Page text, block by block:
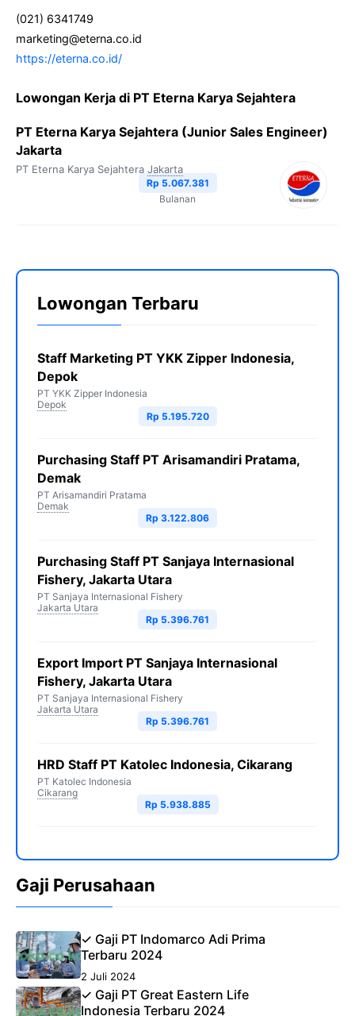
(021) 6341749
marketing@eterna.co.id
https://eterna.co.id/
Lowongan Kerja di PT Eterna Karya Sejahtera
PT Eterna Karya Sejahtera (Junior Sales Engineer)
Jakarta
PT Eterna Karya Sejahtera Jakarta
Rp 5.067.381
Bulanan
Lowongan Terbaru
Staff Marketing PT YKK Zipper Indonesia,
Depok
PT YKK Zipper Indonesia
Depok
Rp 5.195.720
Purchasing Staff PT Arisamandiri Pratama,
Demak
PT Arisamandiri Pratama
Demak
Rp 3.122.806
Purchasing Staff PT Sanjaya Internasional
Fishery, Jakarta Utara
PT Sanjaya Internasional Fishery
Jakarta Utara
Rp 5.396.761
Export Import PT Sanjaya Internasional
Fishery, Jakarta Utara
PT Sanjaya Internasional Fishery
Jakarta Utara
Rp 5.396.761
HRD Staff PT Katolec Indonesia, Cikarang
PT Katolec Indonesia
Cikarang
Rp 5.938.885
Gaji Perusahaan
✓ Gaji PT Indomarco Adi Prima
Terbaru 2024
2 Juli 2024
✓ Gaji PT Great Eastern Life
Indonesia Terbaru 2024